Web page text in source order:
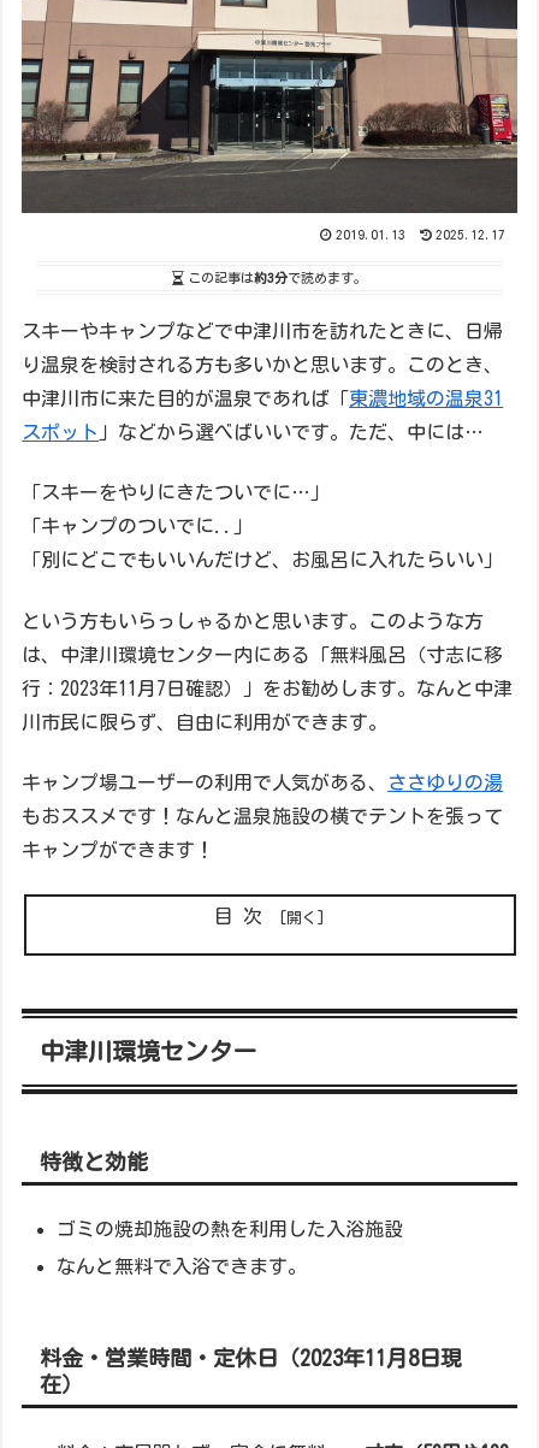
2019.01.13 2025.12.17
この記事は約3分で読めます。
スキーやキャンプなどで中津川市を訪れたときに、日帰
り温泉を検討される方も多いかと思います。このとき、
中津川市に来た目的が温泉であれば「東濃地域の温泉31
スポット 」などから選べばいいです。ただ、中には…
「スキーをやりにきたついでに…」
「キャンプのついでに..」
「別にどこでもいいんだけど、お風呂に入れたらいい」
という方もいらっしゃるかと思います。このような方
は、中津川環境センター内にある「無料風呂（寸志に移
行：2023年11月7日確認）
」をお勧めします。なんと中津
川市民に限らず、自由に利用ができます。
キャンプ場ユーザーの利用で人気がある、
ささゆりの湯
もおススメです！なんと温泉施設の横でテントを張って
キャンプができます！
目次
中津川環境センター
特徴と効能
ゴミの焼却施設の熱を利用した入浴施設
なんと無料で入浴できます。
料金・営業時間・定休日（2023年11月8日現
在）